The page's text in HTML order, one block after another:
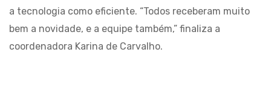
a tecnologia como eficiente. “Todos receberam muito
bem a novidade, e a equipe também,” finaliza a
coordenadora Karina de Carvalho.